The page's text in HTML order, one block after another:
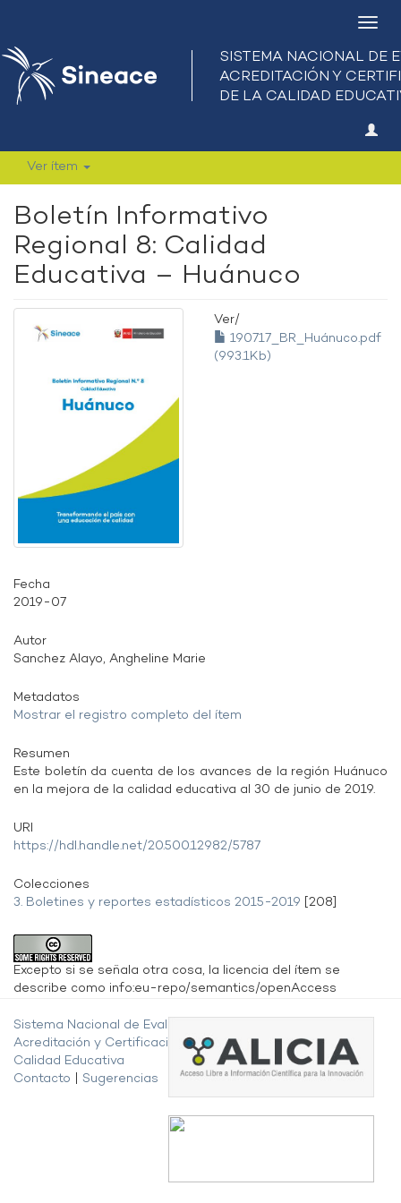
Ver ítem
Boletín Informativo
Regional 8: Calidad
Educativa – Huánuco
Ver/
190717_BR_Huánuco.pdf
(993.1Kb)
Fecha
2019-07
Autor
Sanchez Alayo, Angheline Marie
Metadatos
Mostrar el registro completo del ítem
Resumen
Este boletín da cuenta de los avances de la región Huánuco
en la mejora de la calidad educativa al 30 de junio de 2019.
URI
https://hdl.handle.net/20.500.12982/5787
Colecciones
3. Boletines y reportes estadísticos 2015-2019 [208]
Excepto si se señala otra cosa, la licencia del ítem se
describe como info:eu-repo/semantics/openAccess
Sistema Nacional de Evaluación,
Acreditación y Certificación de la
Calidad Educativa
Contacto
Sugerencias